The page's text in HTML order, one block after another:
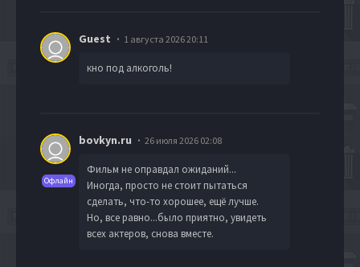
Guest 1 августа 2026 20:11
кно под алкоголь!
Офлайн
bovkyn.ru 26 июля 2026 02:08
Фильм не оправдал ожиданий...
Иногда, просто не стоит пытаться
сделать, что-то хорошее, ещё лучше.
Но, все равно...было приятно, увидеть
всех актеров, снова вместе.